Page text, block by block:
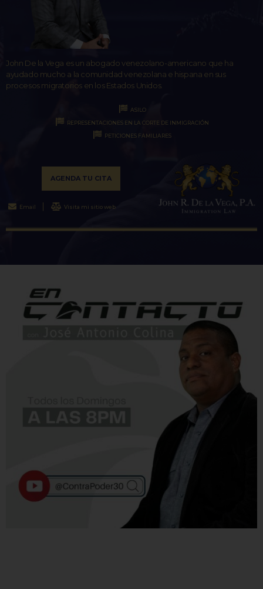
John De la Vega es un abogado venezolano-americano que ha
ayudado mucho a la comunidad venezolana e hispana en sus
procesos migratorios en los Estados Unidos.
ASILO
REPRESENTACIONES EN LA CORTE DE INMIGRACIÓN
PETICIONES FAMILIARES
AGENDA TU CITA
Email Visita mi sitio web